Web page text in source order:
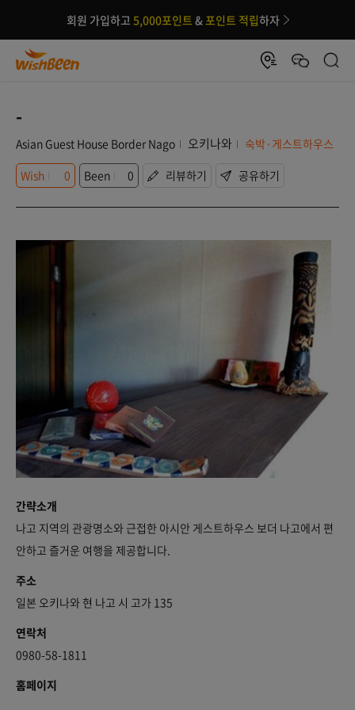
회원 가입하고 5,000포인트 &포인트 적립하자
-
Asian Guest House Border Nago 오키나와
숙박·게스트하우스
Wish
0 Been 0 리뷰하기 공유하기
간략소개
나고 지역의 관광명소와 근접한 아시안 게스트하우스 보더 나고에서 편
안하고 즐거운 여행을 제공합니다.
주소
일본 오키나와 현 나고 시 고가 135
연락처
0980-58-1811
홈페이지